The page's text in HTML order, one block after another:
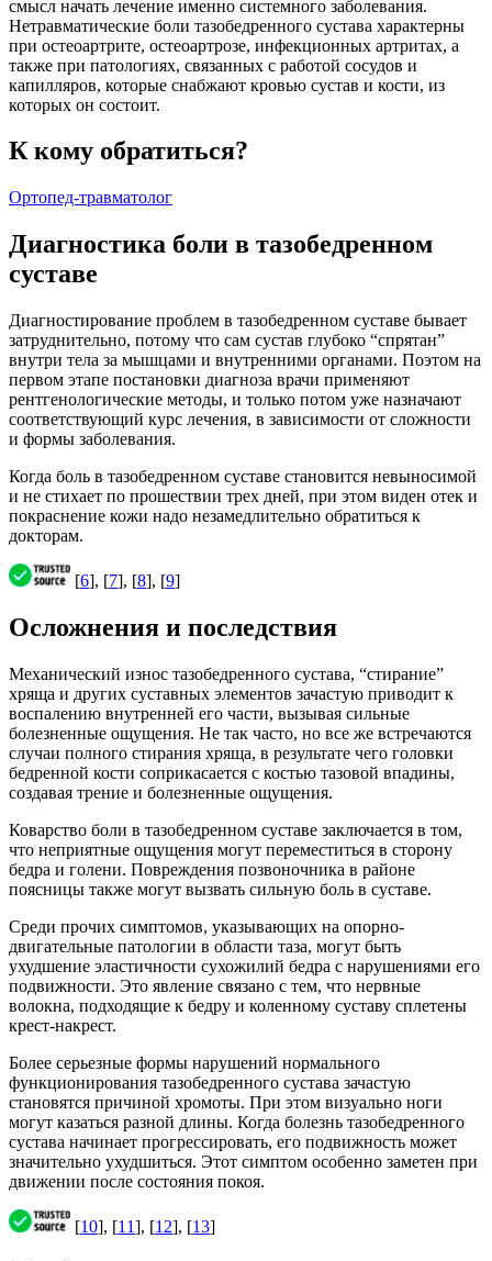
смысл начать лечение именно системного заболевания.
Нетравматические боли тазобедренного сустава характерны
при остеоартрите, остеоартрозе, инфекционных артритах, а
также при патологиях, связанных с работой сосудов и
капилляров, которые снабжают кровью сустав и кости, из
которых он состоит.
К кому обратиться?
Ортопед-травматолог
Диагностика боли в тазобедренном
суставе
Диагностирование проблем в тазобедренном суставе бывает
затруднительно, потому что сам сустав глубоко “спрятан”
внутри тела за мышцами и внутренними органами. Поэтом на
первом этапе постановки диагноза врачи применяют
рентгенологические методы, и только потом уже назначают
соответствующий курс лечения, в зависимости от сложности
и формы заболевания.
Когда боль в тазобедренном суставе становится невыносимой
и не стихает по прошествии трех дней, при этом виден отек и
покраснение кожи надо незамедлительно обратиться к
докторам.
[6], [7], [8], [9]
Осложнения и последствия
Механический износ тазобедренного сустава, “стирание”
хряща и других суставных элементов зачастую приводит к
воспалению внутренней его части, вызывая сильные
болезненные ощущения. Не так часто, но все же встречаются
случаи полного стирания хряща, в результате чего головки
бедренной кости соприкасается с костью тазовой впадины,
создавая трение и болезненные ощущения.
Коварство боли в тазобедренном суставе заключается в том,
что неприятные ощущения могут переместиться в сторону
бедра и голени. Повреждения позвоночника в районе
поясницы также могут вызвать сильную боль в суставе.
Среди прочих симптомов, указывающих на опорно-
двигательные патологии в области таза, могут быть
ухудшение эластичности сухожилий бедра с нарушениями его
подвижности. Это явление связано с тем, что нервные
волокна, подходящие к бедру и коленному суставу сплетены
крест-накрест.
Более серьезные формы нарушений нормального
функционирования тазобедренного сустава зачастую
становятся причиной хромоты. При этом визуально ноги
могут казаться разной длины. Когда болезнь тазобедренного
сустава начинает прогрессировать, его подвижность может
значительно ухудшиться. Этот симптом особенно заметен при
движении после состояния покоя.
[10], [11], [12], [13]